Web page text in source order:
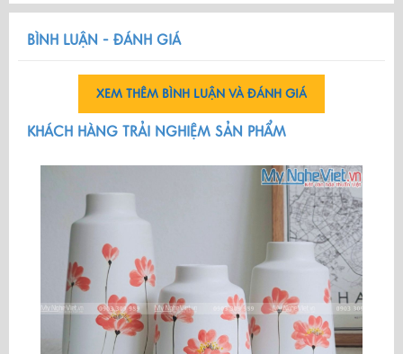
BÌNH LUẬN - ĐÁNH GIÁ
XEM THÊM BÌNH LUẬN VÀ ĐÁNH GIÁ
KHÁCH HÀNG TRẢI NGHIỆM SẢN PHẨM